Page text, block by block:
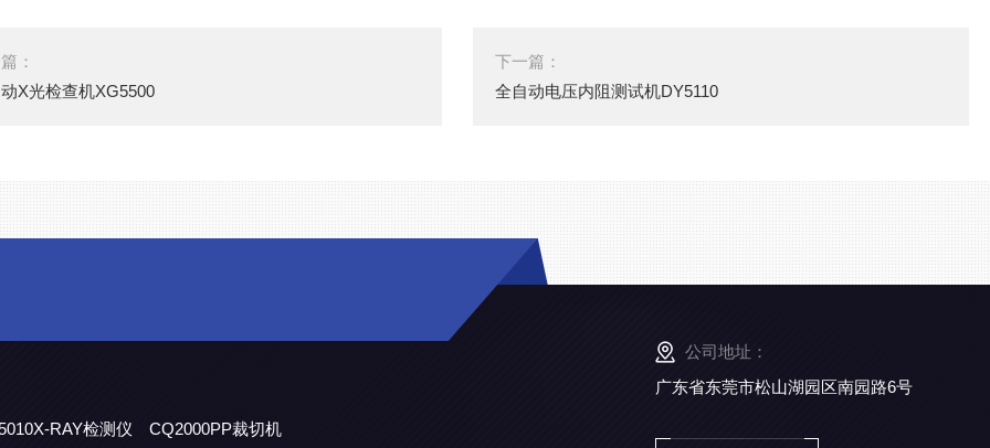
：
X光检查机XG5500
下一篇：
全自动电压内阻测试机DY5110
RAY检测仪 CQ2000PP裁切机
公司地址：
广东省东莞市松山湖园区南园路6号